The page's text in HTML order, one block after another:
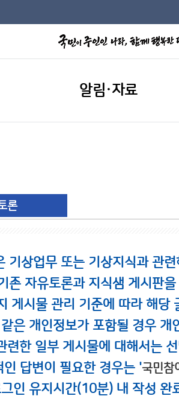
알림·자료
론
기상업무 또는 기상지식과 관
존 자유토론과 지식샘 게시판
게시물 관리 기준에 따라 해당
은 개인정보가 포함될 경우
련한 일부 게시물에 대해서는
답변이 필요한 경우는 '국민참
인 유지시간(10분) 내 작성 완